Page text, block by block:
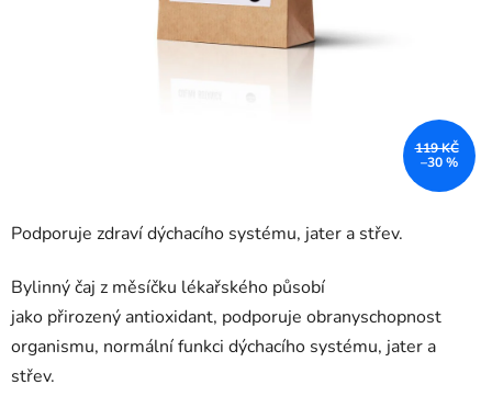
Podporuje zdraví dýchacího systému, jater a střev.
Bylinný čaj z měsíčku lékařského působí
jako přirozený antioxidant, podporuje obranyschopnost
organismu, normální funkci dýchacího systému, jater a
střev.
119 KČ
–30 %